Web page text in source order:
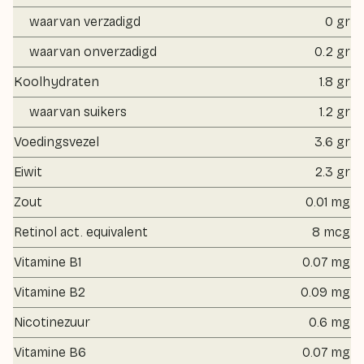
waarvan verzadigd
0 gr
waarvan onverzadigd
0.2 gr
Koolhydraten
1.8 gr
waarvan suikers
1.2 gr
Voedingsvezel
3.6 gr
Eiwit
2.3 gr
Zout
0.01 mg
Retinol act. equivalent
8 mcg
Vitamine B1
0.07 mg
Vitamine B2
0.09 mg
Nicotinezuur
0.6 mg
Vitamine B6
0.07 mg